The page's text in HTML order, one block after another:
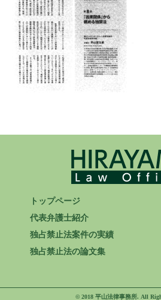
独占禁止法の
ENGLISH
トップページ
代表弁護士紹介
独占禁止法案件の実績
独占禁止法の論文集
© 2018 平山法律事務所. All